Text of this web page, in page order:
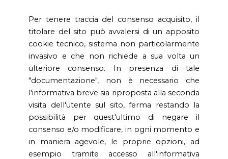
Per tenere traccia del consenso acquisito, il
titolare del sito può avvalersi di un apposito
cookie tecnico, sistema non particolarmente
invasivo e che non richiede a sua volta un
ulteriore consenso. In presenza di tale
"documentazione", non è necessario che
l'informativa breve sia riproposta alla seconda
visita dell'utente sul sito, ferma restando la
possibilità per quest'ultimo di negare il
consenso e/o modificare, in ogni momento e
in maniera agevole, le proprie opzioni, ad
esempio tramite accesso all'informativa